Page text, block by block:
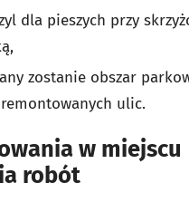
dla pieszych przy
zostanie obszar
remontowanych ulic.
w miejscu
robót